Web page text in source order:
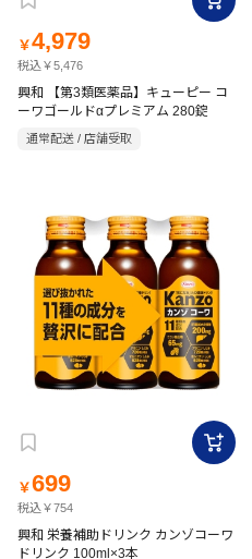
￥4,979
税込￥5,476
興和 【第3類医薬品】キューピー コ
ーワゴールドαプレミアム 280錠
通常配送 / 店舗受取
￥699
税込￥754
興和 栄養補助ドリンク カンゾコーワ
ドリンク 100ml×3本